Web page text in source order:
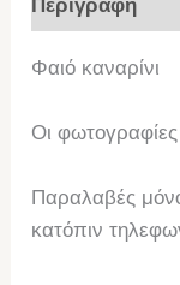
Περιγραφή
Φαιό καναρίνι
Οι φωτογραφίες
Παραλαβές
κατόπιν